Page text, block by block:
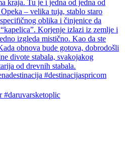
#daruvarsketoplic